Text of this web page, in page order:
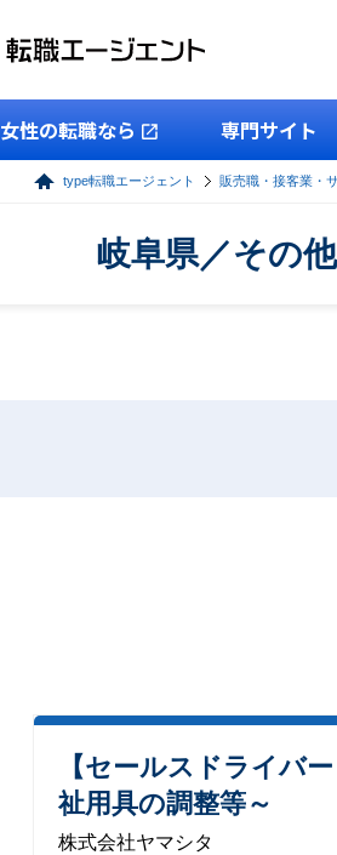
女性の転職なら 専門サイト
type転職エージェント 販売職・接客業・
岐阜県／その
【セールスドライバ
祉用具の調整等～
株式会社ヤマシタ